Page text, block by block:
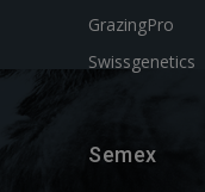
GrazingPro
Swissgenetics
Semex